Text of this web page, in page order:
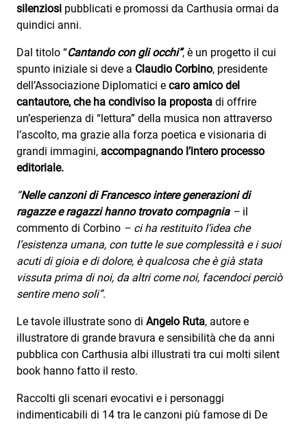
Radio Subasio Music Club
News
Musica
Cultura
Attualità
Extra
Eventi
silenziosi pubblicati e promossi da Carthusia ormai da
quindici anni.
Dal titolo “Cantando con gli occhi”, è un progetto il cui
spunto iniziale si deve a Claudio Corbino, presidente
dell’Associazione Diplomatici e caro amico del
cantautore, che ha condiviso la proposta di offrire
un’esperienza di “lettura” della musica non attraverso
l’ascolto, ma grazie alla forza poetica e visionaria di
grandi immagini, accompagnando l’intero processo
editoriale.
“Nelle canzoni di Francesco intere generazioni di
ragazze e ragazzi hanno trovato compagnia– il
commento di Corbino – ci ha restituito l’idea che
l’esistenza umana, con tutte le sue complessità e i suoi
acuti di gioia e di dolore, è qualcosa che è già stata
vissuta prima di noi, da altri come noi, facendoci perciò
sentire meno soli”.
Le tavole illustrate sono di Angelo Ruta, autore e
illustratore di grande bravura e sensibilità che da anni
pubblica con Carthusia albi illustrati tra cui molti silent
book hanno fatto il resto.
Raccolti gli scenari evocativi e i personaggi
indimenticabili di 14 tra le canzoni più famose di De